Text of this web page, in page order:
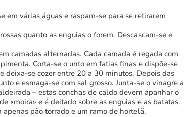
em várias águas e raspam-se para se retirarem
quanto as enguias o forem. Descascam-se e
camadas alternadas. Cada camada é regada com
Corta-se o unto em fatias finas e dispõe-se
deixa-se cozer entre 20 a 30 minutos. Depois das
e esmaga-se com sal grosso. Junta-se o vinagre a
– estas conchas de caldo devem apanhar o
«moira» e é deitado sobre as enguias e as batatas.
pão torrado e um ramo de hortelã.